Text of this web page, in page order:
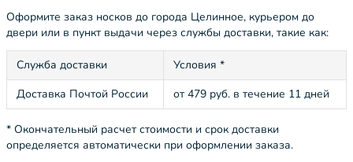
Оформите заказ носков до города Целинное, курьером до
двери или в пункт выдачи через службы доставки, такие как:
Служба доставки
Условия *
Доставка Почтой России
от 479 руб. в течение 11 дней
* Окончательный расчет стоимости и срок доставки
определяется автоматически при оформлении заказа.